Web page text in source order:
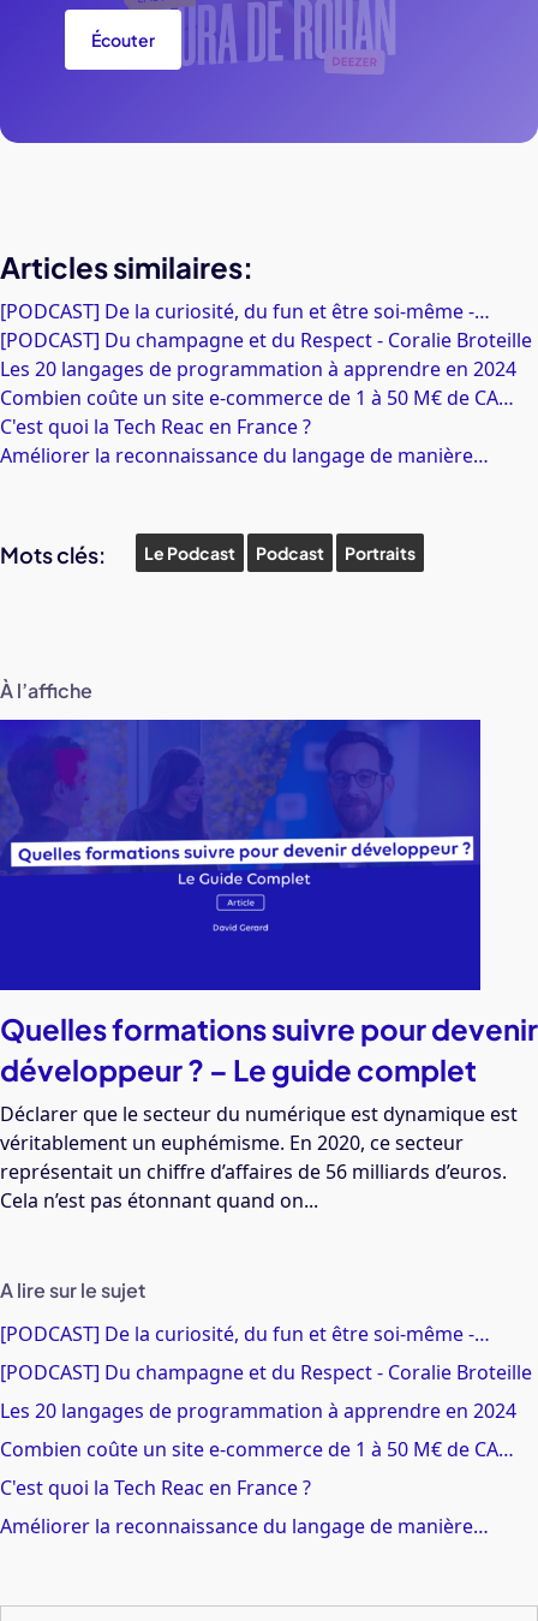
Écouter
Articles similaires:
[PODCAST] De la curiosité, du fun et être soi-même -…
[PODCAST] Du champagne et du Respect - Coralie Broteille
Les 20 langages de programmation à apprendre en 2024
Combien coûte un site e-commerce de 1 à 50 M€ de CA…
C'est quoi la Tech Reac en France ?
Améliorer la reconnaissance du langage de manière…
Mots clés: Le Podcast Podcast Portraits
À l’affiche
Quelles formations suivre pour devenir
développeur ? – Le guide complet
Déclarer que le secteur du numérique est dynamique est
véritablement un euphémisme. En 2020, ce secteur
représentait un chiffre d’affaires de 56 milliards d’euros.
Cela n’est pas étonnant quand on...
A lire sur le sujet
[PODCAST] De la curiosité, du fun et être soi-même -…
[PODCAST] Du champagne et du Respect - Coralie Broteille
Les 20 langages de programmation à apprendre en 2024
Combien coûte un site e-commerce de 1 à 50 M€ de CA…
C'est quoi la Tech Reac en France ?
Améliorer la reconnaissance du langage de manière…